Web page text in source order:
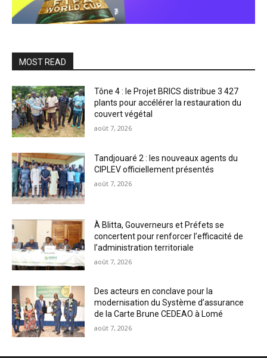
MOST READ
Tône 4 : le Projet BRICS distribue 3 427
plants pour accélérer la restauration du
couvert végétal
août 7, 2026
Tandjouaré 2 : les nouveaux agents du
CIPLEV officiellement présentés
août 7, 2026
À Blitta, Gouverneurs et Préfets se
concertent pour renforcer l’efficacité de
l’administration territoriale
août 7, 2026
Des acteurs en conclave pour la
modernisation du Système d’assurance
de la Carte Brune CEDEAO à Lomé
août 7, 2026